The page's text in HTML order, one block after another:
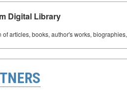
Digital Library
articles, books, author's works,